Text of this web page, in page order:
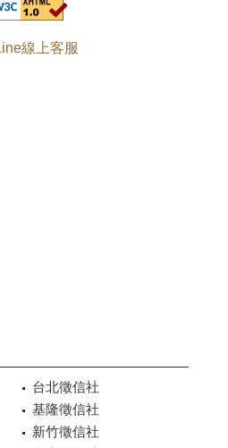
台北徵信社
基隆徵信社
新竹徵信社